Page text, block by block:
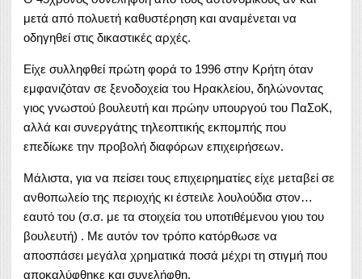
μετά από πολυετή καθυστέρηση και αναμένεται να
οδηγηθεί στις δικαστικές αρχές.
Είχε συλληφθεί πρώτη φορά το 1996 στην Κρήτη όταν
εμφανιζόταν σε ξενοδοχεία του Ηρακλείου, δηλώνοντας
γιος γνωστού βουλευτή και πρώην υπουργού του ΠαΣοΚ,
αλλά και συνεργάτης τηλεοπτικής εκπομπής που
επεδίωκε την προβολή διαφόρων επιχειρήσεων.
Μάλιστα, για να πείσει τους επιχειρηματίες είχε μεταβεί σε
ανθοπωλείο της περιοχής κι έστειλε λουλούδια στον…
εαυτό του (σ.σ. με τα στοιχεία του υποτιθέμενου γιου του
βουλευτή) . Με αυτόν τον τρόπο κατόρθωσε να
αποσπάσει μεγάλα χρηματικά ποσά μέχρι τη στιγμή που
αποκαλύφθηκε και συνελήφθη.